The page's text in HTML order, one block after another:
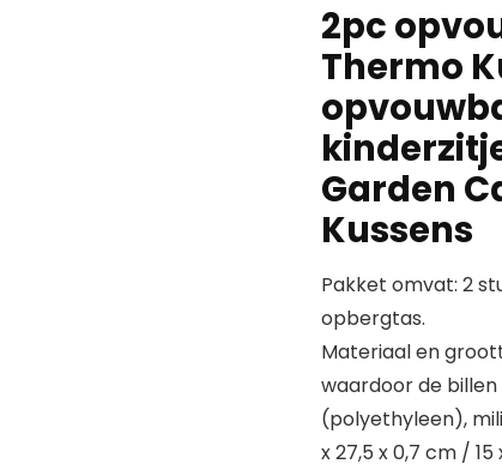
2pc
Thermo
Garden
Kussens
Pakket omvat: 2
opbergtas.
Materiaal en
waardoor de billen
(polyethyleen),
x 27,5 x 0,7 cm /